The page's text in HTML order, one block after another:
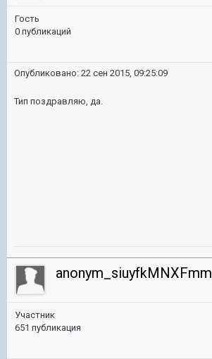
Гость
0 публикаций
Опубликовано: 22 сен 2015, 09:25:09
Тип поздравляю, да.
anonym_siuyfkMNXFmm
Участник
651 публикация